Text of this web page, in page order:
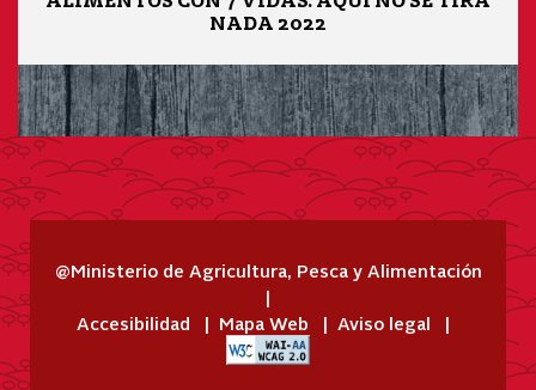
NADA 2022
@Ministerio de Agricultura, Pesca y Alimentación
Accesibilidad Mapa Web Aviso legal